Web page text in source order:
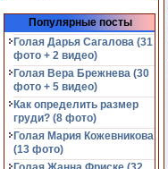
Популярные посты
Голая Дарья Сагалова (31
фото + 2 видео)
Голая Вера Брежнева (30
фото + 5 видео)
Как определить размер
груди? (8 фото)
Голая Мария Кожевникова
(13 фото)